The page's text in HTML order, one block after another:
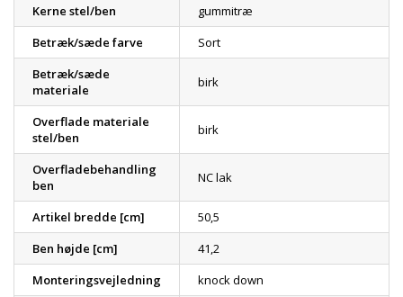
Kerne stel/ben
gummitræ
Betræk/sæde farve
Sort
Betræk/sæde
materiale
birk
Overflade materiale
stel/ben
birk
Overfladebehandling
ben
NC lak
Artikel bredde [cm]
50,5
Ben højde [cm]
41,2
Monteringsvejledning
knock down